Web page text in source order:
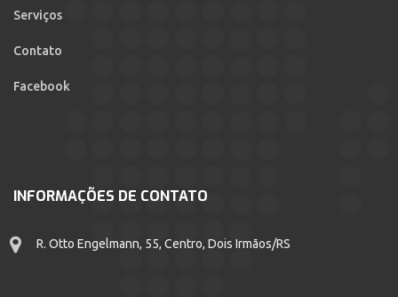
Serviços
Contato
Facebook
INFORMAÇÕES DE CONTATO
R. Otto Engelmann, 55, Centro, Dois Irmãos/RS